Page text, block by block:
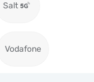
Salt
Vodafone